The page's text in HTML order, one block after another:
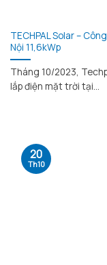
TECHPAL Solar –
Nội 11,6kWp
Tháng 10/2023,
lắp điện mặt trời tại...
20
Th10